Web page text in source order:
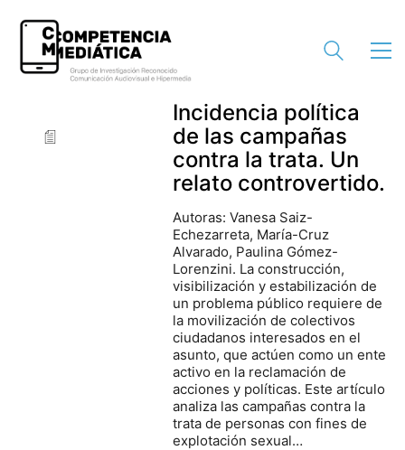
Incidencia política
de las campañas
contra la trata. Un
relato controvertido.
Autoras: Vanesa Saiz-
Echezarreta, María-Cruz
Alvarado, Paulina Gómez-
Lorenzini. La construcción,
visibilización y estabilización de
un problema público requiere de
la movilización de colectivos
ciudadanos interesados en el
asunto, que actúen como un ente
activo en la reclamación de
acciones y políticas. Este artículo
analiza las campañas contra la
trata de personas con fines de
explotación sexual…